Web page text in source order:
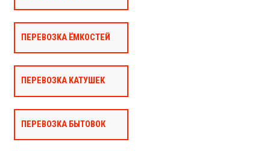
ПЕРЕВОЗКА ЁМКОСТЕЙ
ПЕРЕВОЗКА КАТУШЕК
ПЕРЕВОЗКА БЫТОВОК